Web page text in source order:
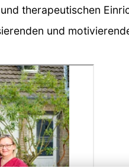
therapeutischen
und